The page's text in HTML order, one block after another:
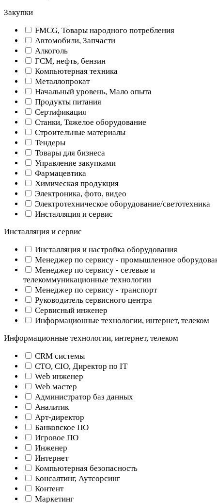
Закупки
FMCG, Товары народного потребления
Автомобили, Запчасти
Алкоголь
ГСМ, нефть, бензин
Компьютерная техника
Металлопрокат
Начальный уровень, Мало опыта
Продукты питания
Сертификация
Станки, Тяжелое оборудование
Строительные материалы
Тендеры
Товары для бизнеса
Управление закупками
Фармацевтика
Химическая продукция
Электроника, фото, видео
Электротехническое оборудование/светотехника
Инсталляция и сервис
Инсталляция и сервис
Инсталляция и настройка оборудования
Менеджер по сервису - промышленное
Менеджер по сервису - сетевые и
телекоммуникационные технологии
Менеджер по сервису - транспорт
Руководитель сервисного центра
Сервисный инженер
Информационные технологии, интернет, телеком
Информационные технологии, интернет, телеком
CRM системы
CTO, CIO, Директор по IT
Web инженер
Web мастер
Администратор баз данных
Аналитик
Арт-директор
Банковское ПО
Игровое ПО
Инженер
Интернет
Компьютерная безопасность
Консалтинг, Аутсорсинг
Контент
Маркетинг